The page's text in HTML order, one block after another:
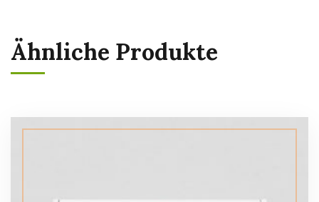
Ähnliche Produkte